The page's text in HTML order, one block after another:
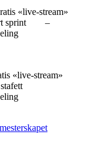
«live-stream»
sprint –
«live-stream»